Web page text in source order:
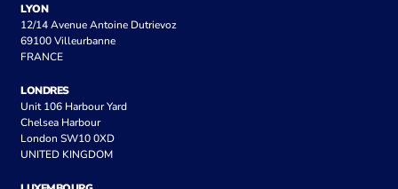
LYON
12/14 Avenue Antoine Dutrievoz
69100 Villeurbanne
FRANCE
LONDRES
Unit 106 Harbour Yard
Chelsea Harbour
London SW10 0XD
UNITED KINGDOM